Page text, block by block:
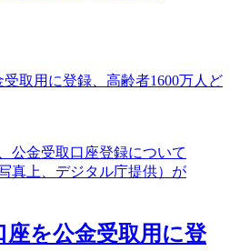
取用に登録、高齢者1600万人ど
座を公金受取用に登